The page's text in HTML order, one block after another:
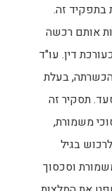
בתפקיד זה.
אותם רכשה
דין. עו"ד
בעלת
תסקיר זה
משמורת,
בגיל
וסכסוך